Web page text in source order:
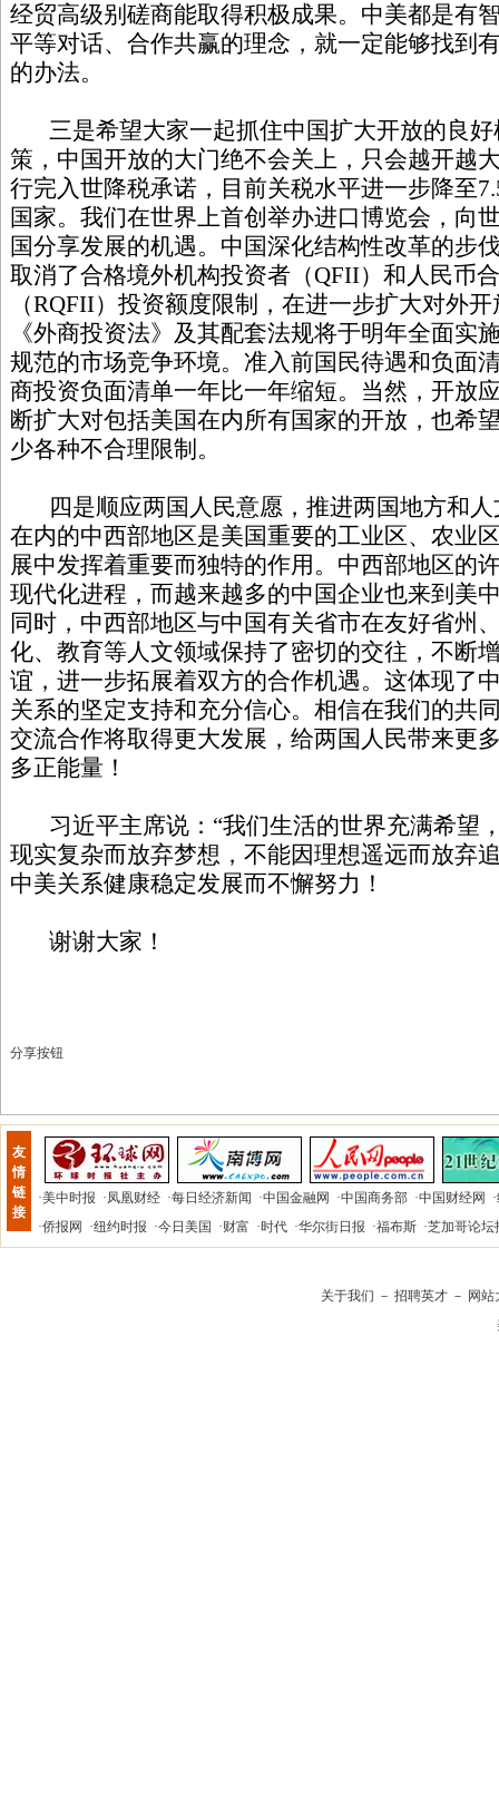
经贸高级别磋商能取得积极成果。中美都是有
平等对话、合作共赢的理念，就一定能够找到
的办法。
三是希望大家一起抓住中国扩大开放的良好
策，中国开放的大门绝不会关上，只会越开越
行完入世降税承诺，目前关税水平进一步降至
国家。我们在世界上首创举办进口博览会，向
国分享发展的机遇。中国深化结构性改革的步
取消了合格境外机构投资者（QFII）和人民币
（RQFII）投资额度限制，在进一步扩大对外
《外商投资法》及其配套法规将于明年全面实
规范的市场竞争环境。准入前国民待遇和负面
商投资负面清单一年比一年缩短。当然，开放
断扩大对包括美国在内所有国家的开放，也希
少各种不合理限制。
四是顺应两国人民意愿，推进两国地方和人
在内的中西部地区是美国重要的工业区、农业
展中发挥着重要而独特的作用。中西部地区的
现代化进程，而越来越多的中国企业也来到美
同时，中西部地区与中国有关省市在友好省州
化、教育等人文领域保持了密切的交往，不断
谊，进一步拓展着双方的合作机遇。这体现了
关系的坚定支持和充分信心。相信在我们的共
交流合作将取得更大发展，给两国人民带来更
多正能量！
习近平主席说：“我们生活的世界充满希望
现实复杂而放弃梦想，不能因理想遥远而放弃
中美关系健康稳定发展而不懈努力！
谢谢大家！
分享按钮
友
情
链
接
·美中时报 ·凤凰财经 ·每日经济新闻 ·中国金融网 ·中国商务部 ·中国财经网 ·
·侨报网 ·纽约时报 ·今日美国 ·财富 ·时代 ·华尔街日报 ·福布斯 ·芝加哥论坛
关于我们 － 招聘英才 － 网站